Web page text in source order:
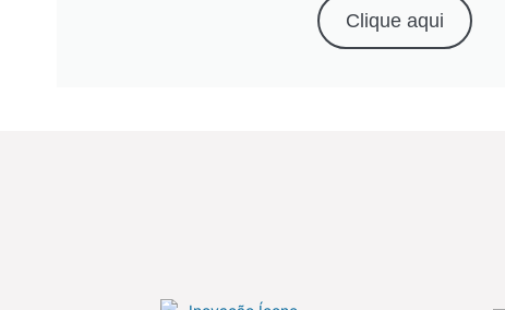
Clique aqui